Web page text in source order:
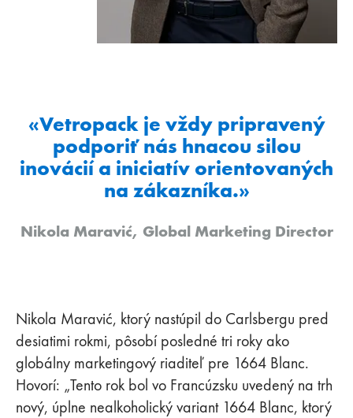
«Vetropack je vždy pripravený
podporiť nás hnacou silou
inovácií a iniciatív orientovaných
na zákazníka.»
Nikola Maravić, Global Marketing Director
Nikola Maravić, ktorý nastúpil do Carlsbergu pred
desiatimi rokmi, pôsobí posledné tri roky ako
globálny marketingový riaditeľ pre 1664 Blanc.
Hovorí: „Tento rok bol vo Francúzsku uvedený na trh
nový, úplne nealkoholický variant 1664 Blanc, ktorý